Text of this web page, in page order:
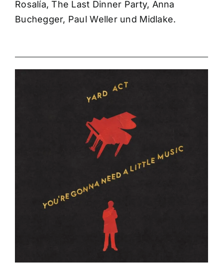
Rosalía, The Last Dinner Party, Anna
Buchegger, Paul Weller und Midlake.